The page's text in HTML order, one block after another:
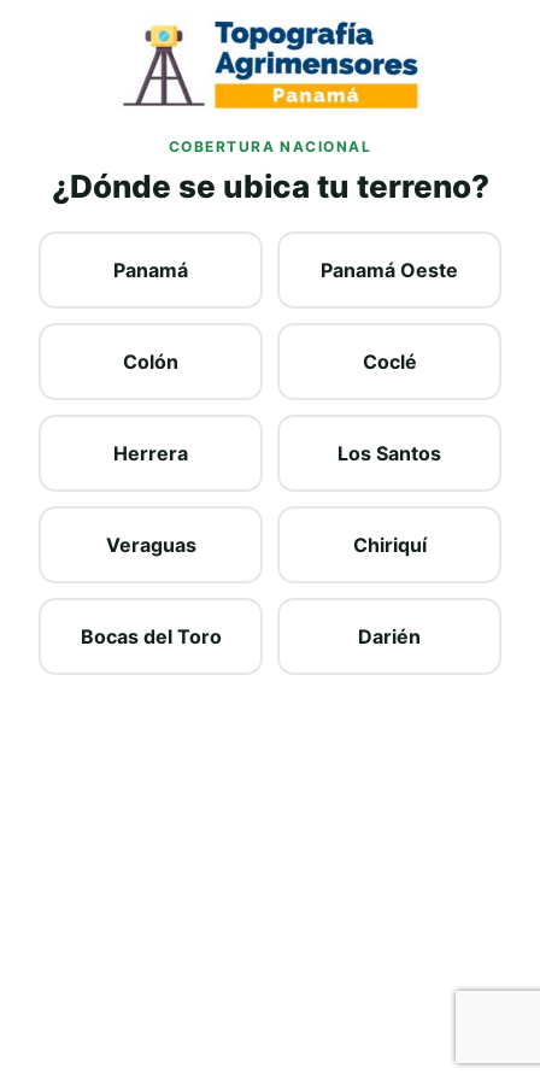
COBERTURA NACIONAL
¿Dónde se ubica tu terreno?
Panamá Panamá Oeste
Colón Coclé
Herrera Los Santos
Veraguas Chiriquí
Bocas del Toro Darién